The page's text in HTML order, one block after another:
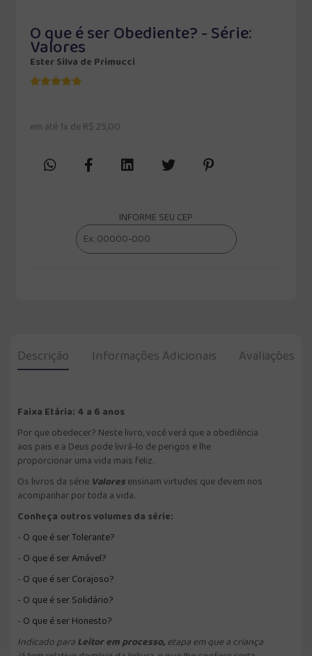
O que é ser Obediente? - Série:
Valores
Ester Silva de Primucci
em até 1x de R$ 25,00
INFORME SEU CEP
Descrição Informações Adicionais Avaliações
Faixa Etária: 4 a 6 anos
Por que obedecer? Neste livro, você verá que a obediência
aos pais e a Deus pode livrá-lo de perigos e lhe
proporcionar uma vida mais feliz.
Os livros da série Valoresensinam virtudes que devem nos
acompanhar por toda a vida.
Conheça outros volumes da série:
-O que é ser Tolerante?
-O que é serAmável?
-O que é ser Corajoso?
-O que é ser Solidário?
-O que é ser Honesto?
Indicado paraLeitor em processo,etapa em que a criança